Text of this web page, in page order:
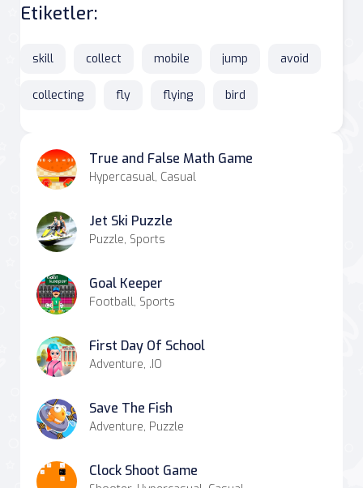
Etiketler:
skill collect mobile jump avoid
collecting fly flying bird
True and False Math Game
Hypercasual, Casual
Jet Ski Puzzle
Puzzle, Sports
Goal Keeper
Football, Sports
First Day Of School
Adventure, .IO
Save The Fish
Adventure, Puzzle
Clock Shoot Game